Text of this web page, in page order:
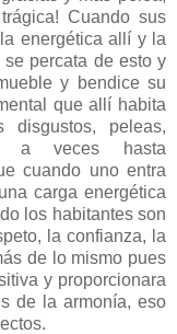
Cuando sus
energética allí y la
percata de esto y
y bendice su
que allí habita
peleas,
a veces hasta
cuando uno entra
carga energética
los habitantes son
la confianza, la
de lo mismo pues
y proporcionara
de la armonía, eso